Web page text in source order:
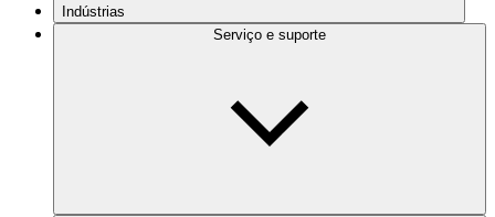
Indústrias
Serviço e suporte